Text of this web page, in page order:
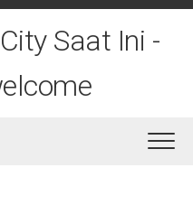
Saat Ini -